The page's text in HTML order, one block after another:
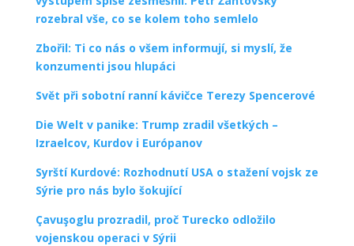
rozebral vše, co se kolem toho semlelo
Zbořil: Ti co nás o všem informují, si myslí, že
konzumenti jsou hlupáci
Svět při sobotní ranní kávičce Terezy Spencerové
Die Welt v panike: Trump zradil všetkých –
Izraelcov, Kurdov i Európanov
Syrští Kurdové: Rozhodnutí USA o stažení vojsk ze
Sýrie pro nás bylo šokující
Çavuşoglu prozradil, proč Turecko odložilo
vojenskou operaci v Sýrii